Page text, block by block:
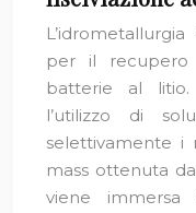
per il recupero
batterie al litio.
l’utilizzo di
selettivamente i
mass ottenuta
viene